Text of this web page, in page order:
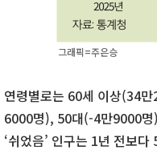
그래픽=주은승
연령별로는 60세 이상(34
6000명), 50대(-4만9000
‘쉬었음’ 인구는 1년 전보